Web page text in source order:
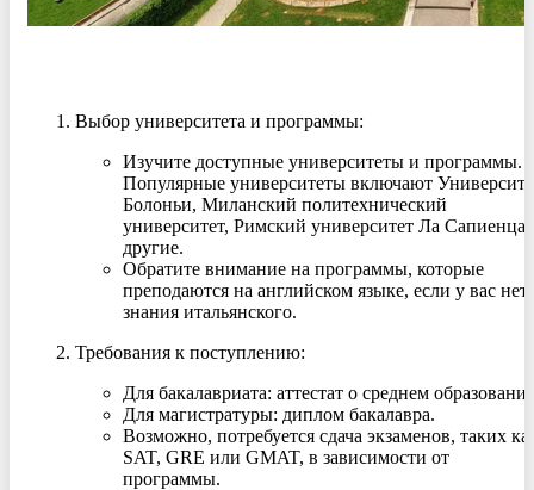
Выбор университета и программы:
Изучите доступные университеты и программы.
Популярные университеты включают
Болоньи, Миланский политехнический
университет, Римский университет Ла Сапиенца
другие.
Обратите внимание на программы, которые
преподаются на английском языке, если у вас нет
знания итальянского.
Требования к поступлению:
Для бакалавриата: аттестат о среднем
Для магистратуры: диплом бакалавра.
Возможно, потребуется сдача экзаменов, таких
SAT, GRE или GMAT, в зависимости от
программы.